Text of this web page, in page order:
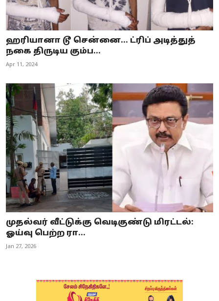
ஹரியானா டூ சென்னை... ட்ரிப் அடித்துத்
நகை திருடிய கும்ப...
Apr 11, 2024
முதல்வர் வீட்டுக்கு வெடிகுண்டு மிரட்டல்:
ஓய்வு பெற்ற ரா...
Jan 27, 2026